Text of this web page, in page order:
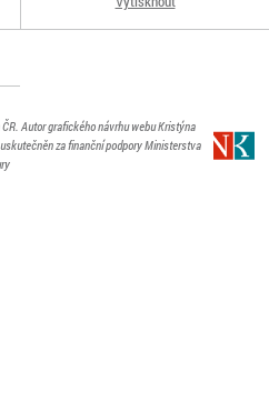
. Autor grafického návrhu webu Kristýna
za finanční podpory Ministerstva